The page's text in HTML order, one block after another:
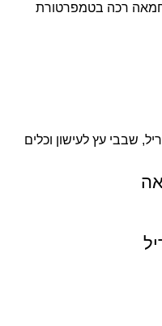
חמאה רכה בטמפרטורת